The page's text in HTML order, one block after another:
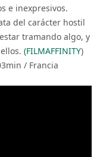
e inexpresivos.
del carácter hostil
tramando algo, y
ellos.(FILMAFFINITY)
/ Francia